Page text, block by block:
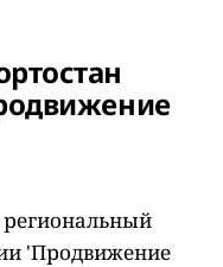
региональный
'Продвижение